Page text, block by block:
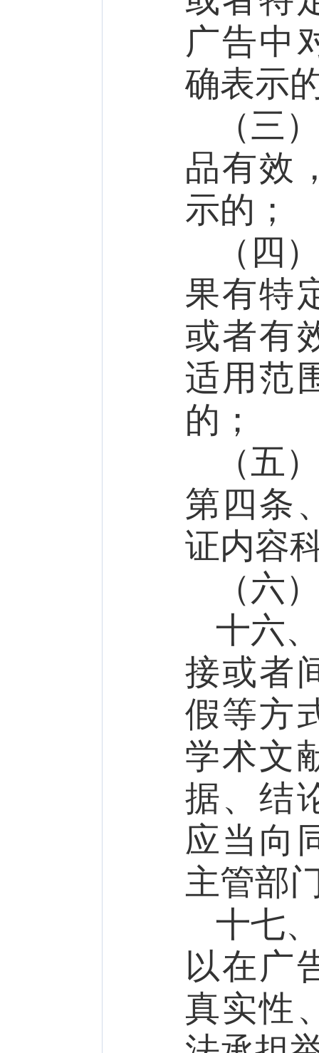
广告中
确表示
（三
品有效
示的；
（四
果有特
或者有
适用范
的；
（五
第四条
证内容
（六
十六
接或者
假等方
学术文
据、结
应当向
主管部
十七
以在广
真实性